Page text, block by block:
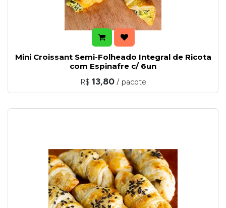
Mini Croissant Semi-Folheado Integral de Ricota
com Espinafre c/ 6un
R$ 13,80 / pacote